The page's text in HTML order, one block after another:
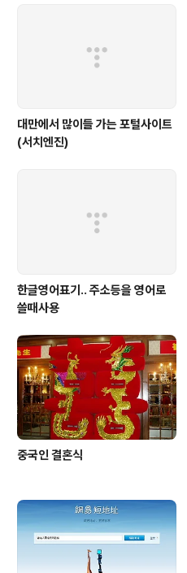
대만에서 많이들 가는 포털사이트
(서치엔진)
한글영어표기.. 주소등을 영어로
쓸때사용
중국인 결혼식